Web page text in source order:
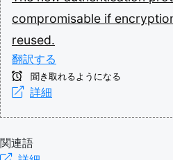
compromisable if
reused.
翻訳する
聞き取れるようになる
詳細
関連語